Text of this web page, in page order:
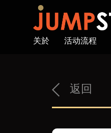
关於 活动流程
返回